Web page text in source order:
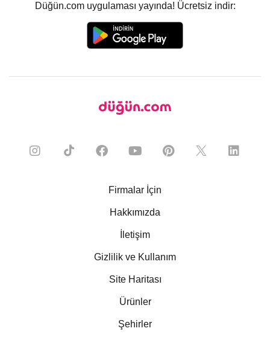
Düğün.com uygulaması yayında! Ücretsiz indir:
Firmalar İçin
Hakkımızda
İletişim
Gizlilik ve Kullanım
Site Haritası
Ürünler
Şehirler